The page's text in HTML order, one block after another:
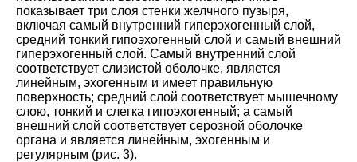
показывает три слоя стенки желчного пузыря,
включая самый внутренний гиперэхогенный слой,
средний тонкий гипоэхогенный слой и самый внешний
гиперэхогенный слой. Самый внутренний слой
соответствует слизистой оболочке, является
линейным, эхогенным и имеет правильную
поверхность; средний слой соответствует мышечному
слою, тонкий и слегка гипоэхогенный; а самый
внешний слой соответствует серозной оболочке
органа и является линейным, эхогенным и
регулярным (рис. 3).